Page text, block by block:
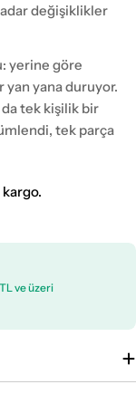
değişiklikler
yerine göre
yana duruyor.
da tek kişilik bir
tek parça
ve üzeri